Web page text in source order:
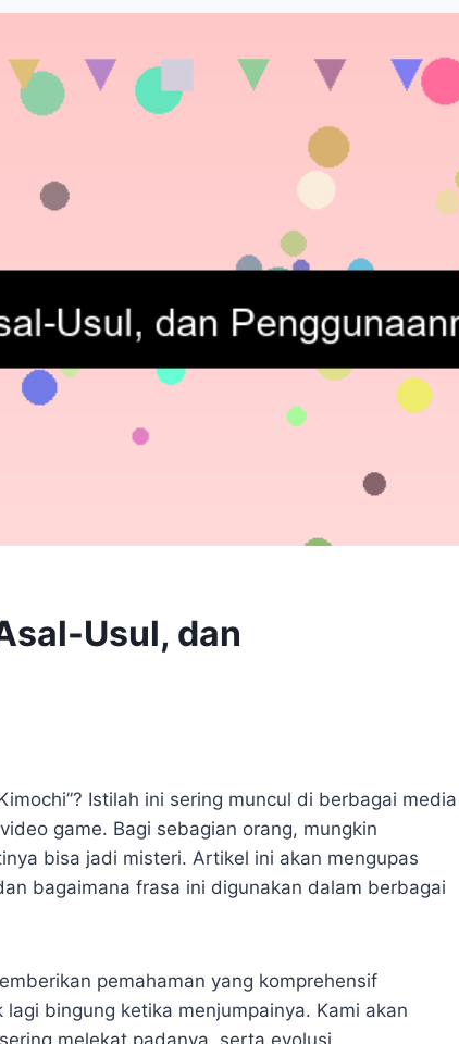
Usul, dan
Istilah ini sering muncul di berbagai media
game. Bagi sebagian orang, mungkin
bisa jadi misteri. Artikel ini akan mengupas
bagaimana frasa ini digunakan dalam berbagai
pemahaman yang komprehensif
bingung ketika menjumpainya. Kami akan
melekat padanya, serta evolusi